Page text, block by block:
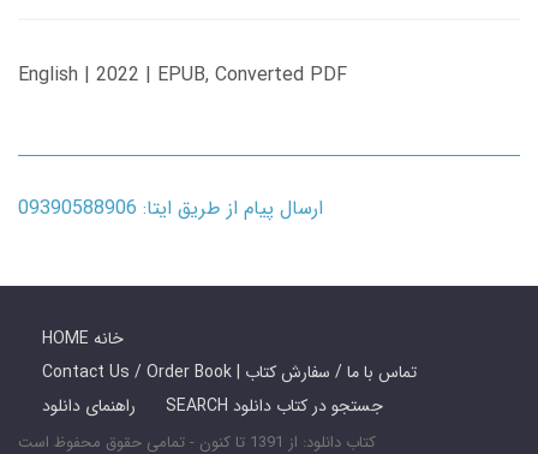
English | 2022 | EPUB, Converted PDF
ارسال پیام از طریق ایتا: 09390588906
HOME خانه
Contact Us / Order Book | تماس با ما / سفارش کتاب
راهنمای دانلود
SEARCH جستجو در کتاب دانلود
کتاب دانلود: از 1391 تا کنون - تمامی حقوق محفوظ است